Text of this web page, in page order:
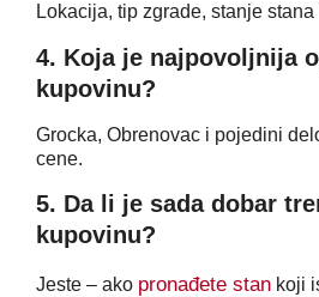
Lokacija, tip zgrade, stanje
4. Koja je najpovoljnija
kupovinu?
Grocka, Obrenovac i pojedini
cene.
5. Da li je sada dobar
kupovinu?
Jeste – ako pronađete stan koji